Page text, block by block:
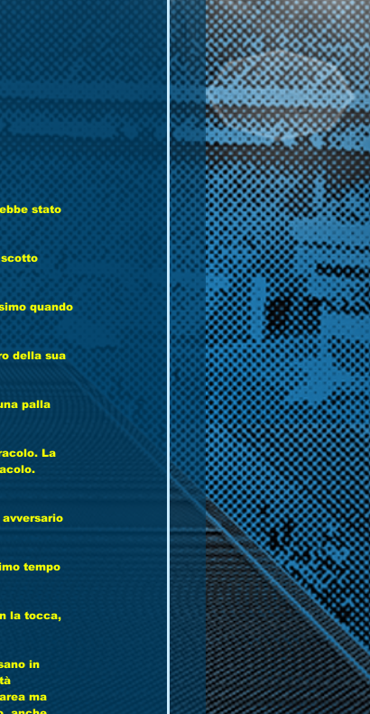
stato
scotto
quando
della sua
palla
La
tempo
la tocca,
in
ma